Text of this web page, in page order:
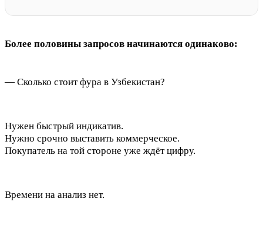
Более половины запросов начинаются одинаково:
— Сколько стоит фура в Узбекистан?
Нужен быстрый индикатив.
Нужно срочно выставить коммерческое.
Покупатель на той стороне уже ждёт цифру.
Времени на анализ нет.